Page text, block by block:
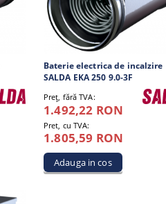
Baterie electrica de incalzire
SALDA EKA 250 9.0-3F
Preţ, fără TVA:
1.492,22 RON
Pret, cu TVA:
1.805,59 RON